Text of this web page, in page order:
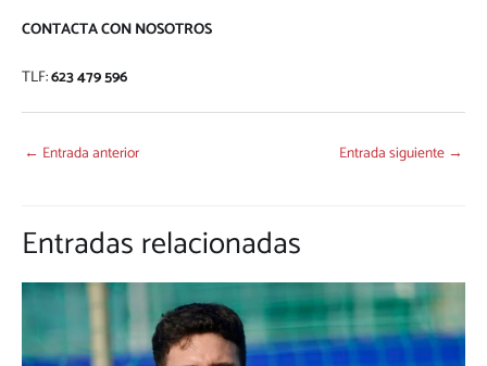
CONTACTA CON NOSOTROS
TLF:623 479 596
← Entrada anterior Entrada siguiente →
Entradas relacionadas